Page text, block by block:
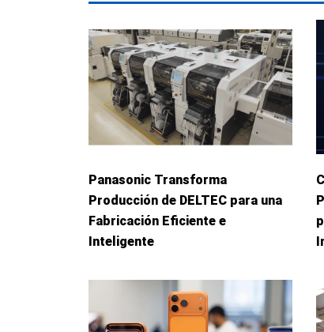
Panasonic Transforma
Producción de DELTEC para una
Fabricación Eficiente e
Inteligente